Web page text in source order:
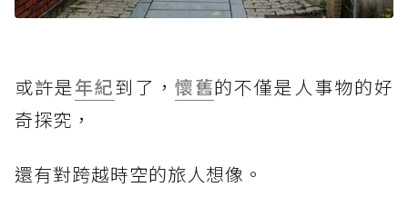
或許是年紀到了， 懷舊的不僅是人事物的好
奇探究，
還有對跨越時空的旅人想像。